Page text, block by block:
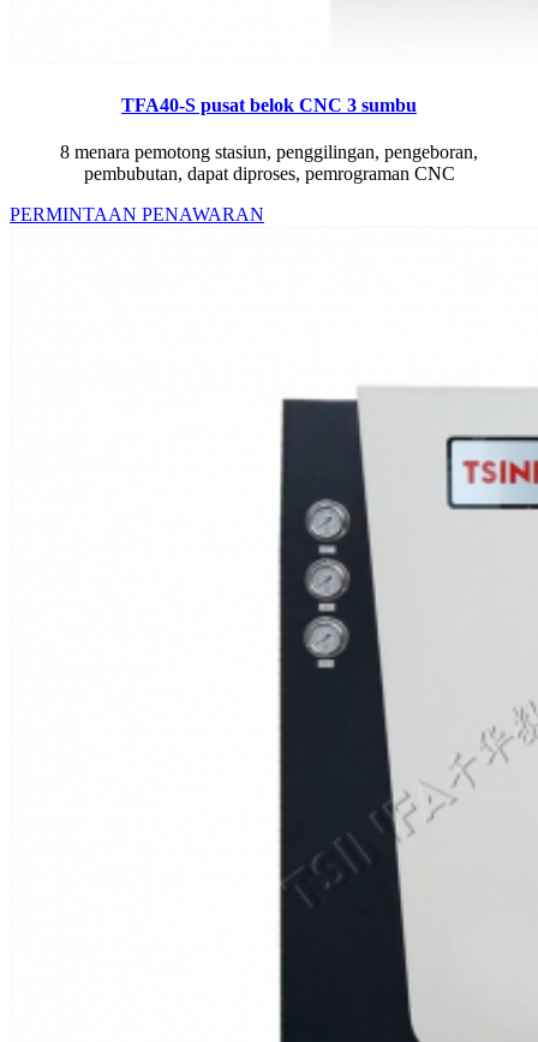
TFA40-S pusat belok CNC 3 sumbu
8 menara pemotong stasiun, penggilingan, pengeboran,
pembubutan, dapat diproses, pemrograman CNC
PERMINTAAN PENAWARAN